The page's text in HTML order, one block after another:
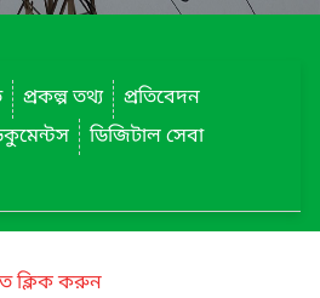
প্রকল্প তথ্য
প্রতিবেদন
ডিজিটাল সেবা
ক্লিক করুন